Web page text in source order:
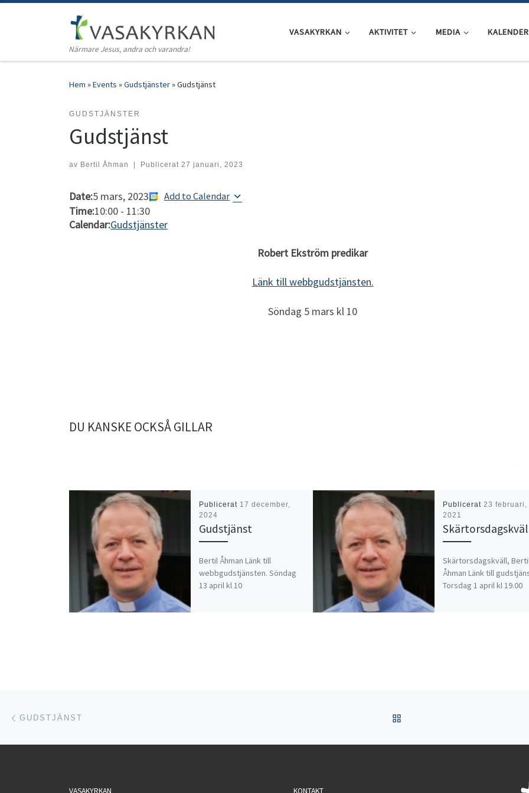
Hoppa till innehåll
Närmare Jesus, andra och varandra!
VASAKYRKAN AKTIVITET MEDIA KALENDER
Hem »Events »Gudstjänster»Gudstjänst
GUDSTJÄNSTER
Gudstjänst
av Bertil Åhman Publicerat 27 januari, 2023
Date:5 mars, 2023 Add to Calendar
Time:10:00 - 11:30
Calendar:Gudstjänster
Robert Ekström predikar
Länk till webbgudstjänsten.
Söndag 5 mars kl 10
DU KANSKE OCKSÅ GILLAR
Publicerat 17 december,
2024
Gudstjänst
Bertil Åhman Länk till
webbgudstjänsten. Söndag
13 april kl 10
Publicerat 23 februari,
2021
Skärtorsdagskväll,
Åhman Länk till
Torsdag 1 april kl 19.00
Inläggsnavigering
GUDSTJÄNST
VASAKYRKAN KONTAKT